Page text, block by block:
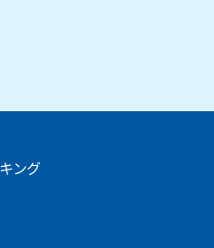
ング